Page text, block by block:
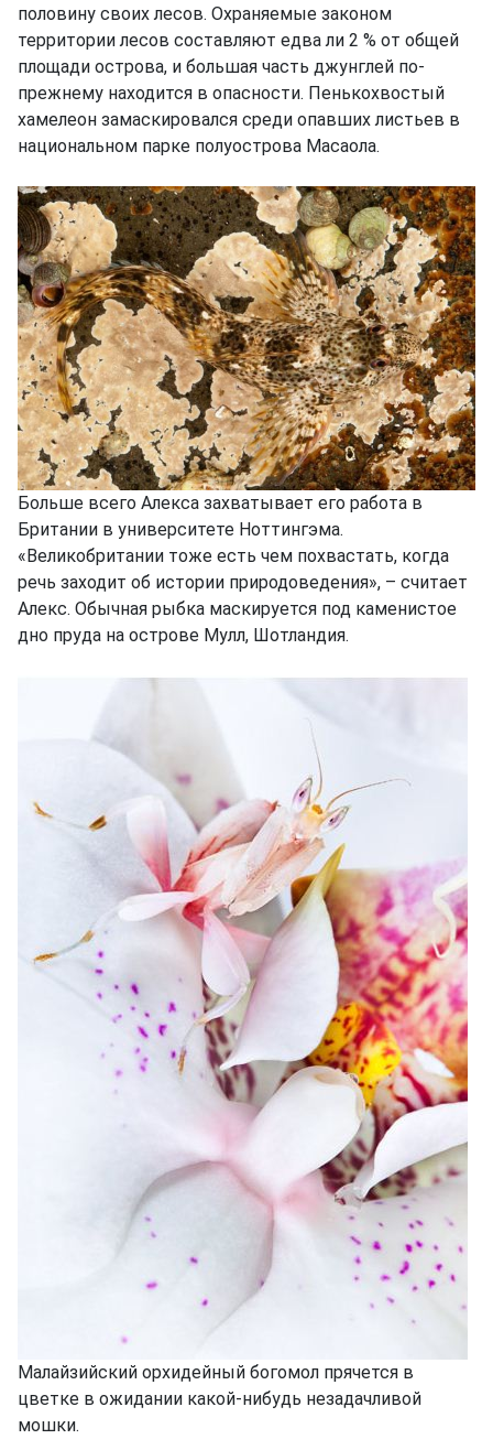
половину своих лесов. Охраняемые законом
территории лесов составляют едва ли 2 % от общей
площади острова, и большая часть джунглей по-
прежнему находится в опасности. Пенькохвостый
хамелеон замаскировался среди опавших листьев в
национальном парке полуострова Масаола.
Больше всего Алекса захватывает его работа в
Британии в университете Ноттингэма.
«Великобритании тоже есть чем похвастать, когда
речь заходит об истории природоведения», – считает
Алекс. Обычная рыбка маскируется под каменистое
дно пруда на острове Мулл, Шотландия.
Малайзийский орхидейный богомол прячется в
цветке в ожидании какой-нибудь незадачливой
мошки.